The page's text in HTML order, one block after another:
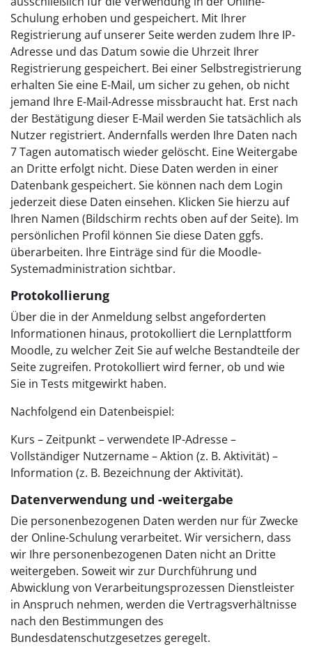
Schulung erhoben und gespeichert. Mit Ihrer
Registrierung auf unserer Seite werden zudem Ihre IP-
Adresse und das Datum sowie die Uhrzeit Ihrer
Registrierung gespeichert. Bei einer Selbstregistrierung
erhalten Sie eine E-Mail, um sicher zu gehen, ob nicht
jemand Ihre E-Mail-Adresse missbraucht hat. Erst nach
der Bestätigung dieser E-Mail werden Sie tatsächlich als
Nutzer registriert. Andernfalls werden Ihre Daten nach
7 Tagen automatisch wieder gelöscht. Eine Weitergabe
an Dritte erfolgt nicht. Diese Daten werden in einer
Datenbank gespeichert. Sie können nach dem Login
jederzeit diese Daten einsehen. Klicken Sie hierzu auf
Ihren Namen (Bildschirm rechts oben auf der Seite). Im
persönlichen Profil können Sie diese Daten ggfs.
überarbeiten. Ihre Einträge sind für die Moodle-
Systemadministration sichtbar.
Protokollierung
Über die in der Anmeldung selbst angeforderten
Informationen hinaus, protokolliert die Lernplattform
Moodle, zu welcher Zeit Sie auf welche Bestandteile der
Seite zugreifen. Protokolliert wird ferner, ob und wie
Sie in Tests mitgewirkt haben.
Nachfolgend ein Datenbeispiel:
Kurs – Zeitpunkt – verwendete IP-Adresse –
Vollständiger Nutzername – Aktion (z. B. Aktivität) –
Information (z. B. Bezeichnung der Aktivität).
Datenverwendung und -weitergabe
Die personenbezogenen Daten werden nur für Zwecke
der Online-Schulung verarbeitet. Wir versichern, dass
wir Ihre personenbezogenen Daten nicht an Dritte
weitergeben. Soweit wir zur Durchführung und
Abwicklung von Verarbeitungsprozessen Dienstleister
in Anspruch nehmen, werden die Vertragsverhältnisse
nach den Bestimmungen des
Bundesdatenschutzgesetzes geregelt.